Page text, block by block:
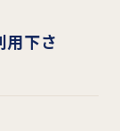
用下さ